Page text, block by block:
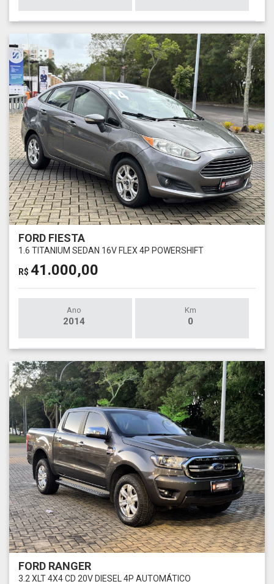
FORD FIESTA
1.6 TITANIUM SEDAN 16V FLEX 4P POWERSHIFT
R$ 41.000,00
Ano
2014
Km
0
FORD RANGER
3.2 XLT 4X4 CD 20V DIESEL 4P AUTOMÁTICO